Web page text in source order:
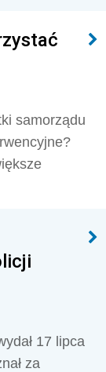
samorządu
17 lipca
za